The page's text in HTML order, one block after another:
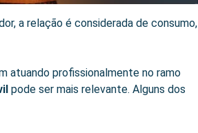
a relação é considerada de consumo,
atuando profissionalmente no ramo
pode ser mais relevante. Alguns dos